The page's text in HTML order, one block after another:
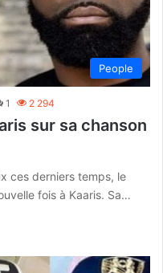
People
1 2 294
sur sa chanson
ces derniers temps, le
fois à Kaaris. Sa…